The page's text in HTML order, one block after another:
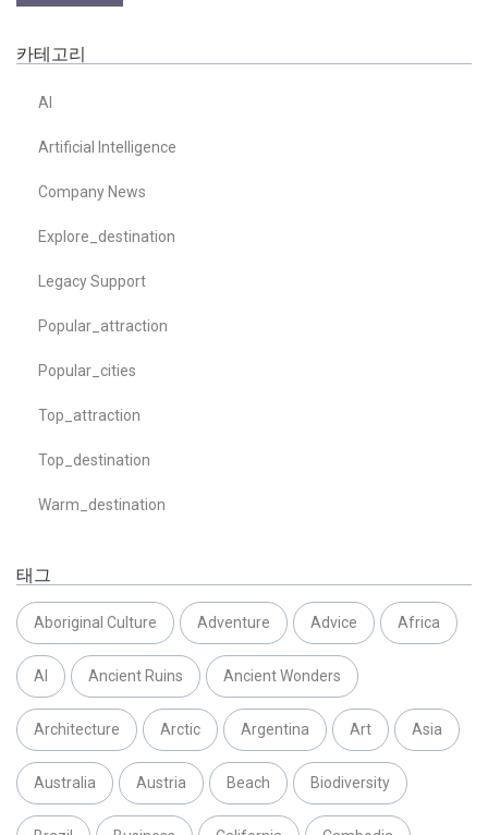
카테고리
AI
Artificial Intelligence
Company News
Explore_destination
Legacy Support
Popular_attraction
Popular_cities
Top_attraction
Top_destination
Warm_destination
태그
Aboriginal Culture Adventure Advice Africa
AI Ancient Ruins Ancient Wonders
Architecture Arctic Argentina Art Asia
Australia Austria Beach Biodiversity